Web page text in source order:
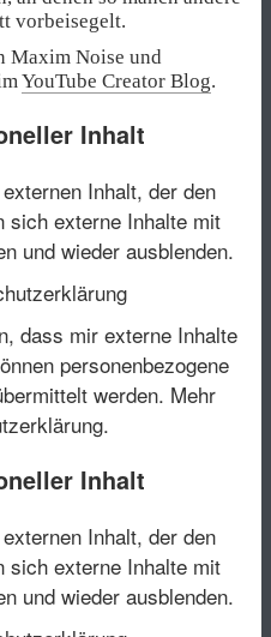
vorbeisegelt.
Maxim Noise und
YouTube Creator Blog.
Inhalt
Inhalt, der den
sich externe Inhalte mit
und wieder ausblenden.
dass mir externe Inhalte
personenbezogene
werden. Mehr
Inhalt
Inhalt, der den
sich externe Inhalte mit
und wieder ausblenden.